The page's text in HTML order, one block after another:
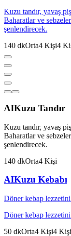
Kuzu tandır, yavaş
Baharatlar ve
şenlendirecek.
140 dkOrta4 Kişi4
AIKuzu Tandır
Kuzu tandır, yavaş
Baharatlar ve
şenlendirecek.
140 dkOrta4 Kişi
AIKuzu Kebabı
Döner kebap
Döner kebap
50 dkOrta4 Kişi4